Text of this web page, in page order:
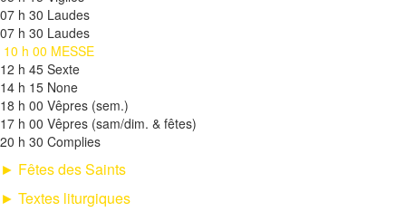
07 h 30 Laudes
07 h 30 Laudes
10 h 00 MESSE
12 h 45 Sexte
14 h 15 None
18 h 00 Vêpres (sem.)
17 h 00 Vêpres (sam/dim. & fêtes)
20 h 30 Complies
► Fêtes des Saints
► Textes liturgiques